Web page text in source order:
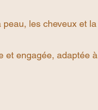
les cheveux et la
et engagée, adaptée à